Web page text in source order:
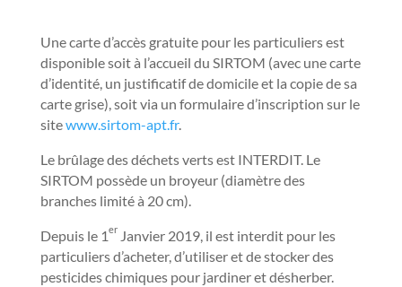
Une carte d’accès gratuite pour les particuliers est
disponible soit à l’accueil du SIRTOM (avec une carte
d’identité, un justificatif de domicile et la copie de sa
carte grise), soit via un formulaire d’inscription sur le
sitewww.sirtom-apt.fr.
Le brûlage des déchets verts est INTERDIT. Le
SIRTOM possède un broyeur (diamètre des
branches limité à 20 cm).
Depuis le 1er Janvier 2019, il est interdit pour les
particuliers d’acheter, d’utiliser et de stocker des
pesticides chimiques pour jardiner et désherber.